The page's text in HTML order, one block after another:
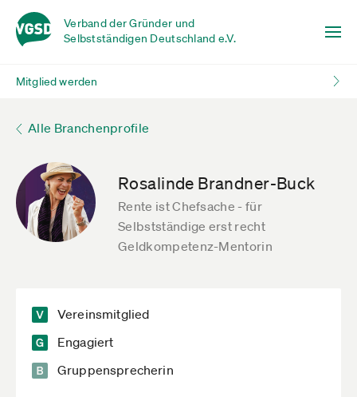
Verband der Gründer und
Selbstständigen Deutschland e.V.
Mitglied werden
Alle Branchenprofile
Rosalinde Brandner-Buck
Rente ist Chefsache - für
Selbstständige erst recht
Geldkompetenz-Mentorin
Vereinsmitglied
Engagiert
Gruppensprecherin